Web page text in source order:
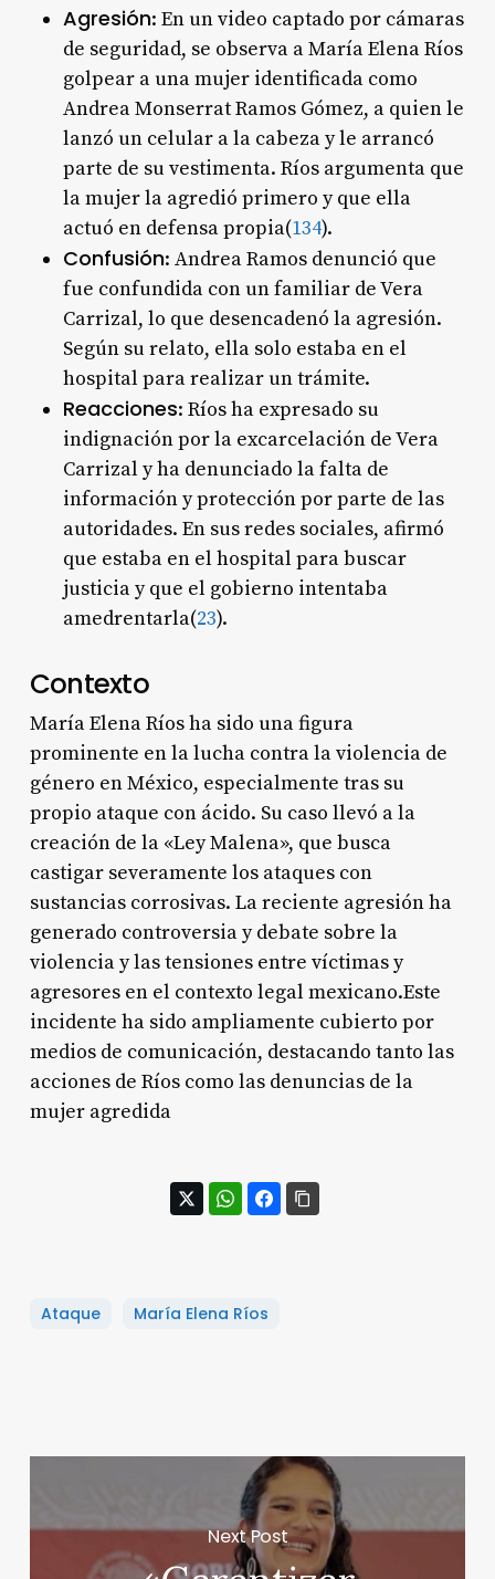
Agresión: En un video captado por cámaras
de seguridad, se observa a María Elena Ríos
golpear a una mujer identificada como
Andrea Monserrat Ramos Gómez, a quien le
lanzó un celular a la cabeza y le arrancó
parte de su vestimenta. Ríos argumenta que
la mujer la agredió primero y que ella
actuó en defensa propia(134).
Confusión: Andrea Ramos denunció que
fue confundida con un familiar de Vera
Carrizal, lo que desencadenó la agresión.
Según su relato, ella solo estaba en el
hospital para realizar un trámite.
Reacciones: Ríos ha expresado su
indignación por la excarcelación de Vera
Carrizal y ha denunciado la falta de
información y protección por parte de las
autoridades. En sus redes sociales, afirmó
que estaba en el hospital para buscar
justicia y que el gobierno intentaba
amedrentarla(23).
Contexto
María Elena Ríos ha sido una figura
prominente en la lucha contra la violencia de
género en México, especialmente tras su
propio ataque con ácido. Su caso llevó a la
creación de la «Ley Malena», que busca
castigar severamente los ataques con
sustancias corrosivas. La reciente agresión ha
generado controversia y debate sobre la
violencia y las tensiones entre víctimas y
agresores en el contexto legal mexicano.Este
incidente ha sido ampliamente cubierto por
medios de comunicación, destacando tanto las
acciones de Ríos como las denuncias de la
mujer agredida
Ataque María Elena Ríos
Next Post